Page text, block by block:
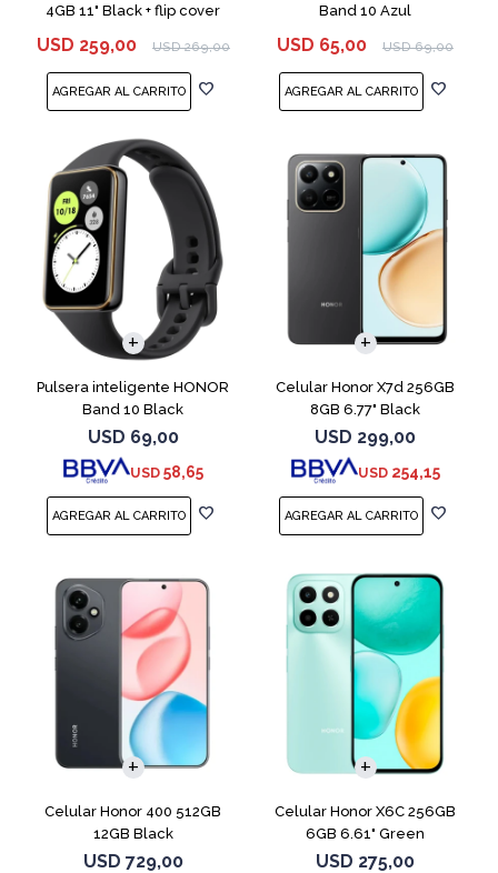
4GB 11" Black + flip cover
USD 259,00 USD 269,00
Band 10 Azul
USD 65,00 USD 69,00
Pulsera inteligente HONOR
Band 10 Black
USD 69,00
USD 58,65
Celular Honor X7d 256GB
8GB 6.77" Black
USD 299,00
USD 254,15
COMPARAR
Celular Honor 400 512GB
12GB Black
USD 729,00
COMPARAR
Celular Honor X6C 256GB
6GB 6.61" Green
USD 275,00
COMPARAR